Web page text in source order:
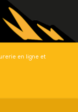
en ligne et